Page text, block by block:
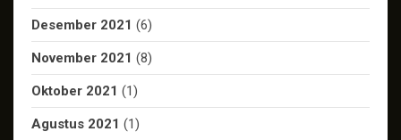
Desember 2021 (6)
November 2021 (8)
Oktober 2021 (1)
Agustus 2021 (1)